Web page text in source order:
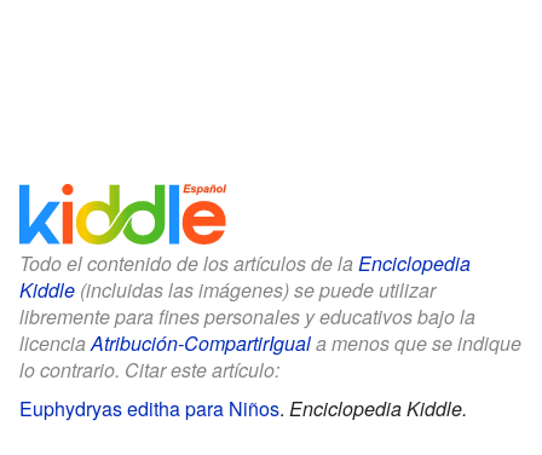
Todo el contenido de los artículos de la Enciclopedia
Kiddle (incluidas las imágenes) se puede utilizar
libremente para fines personales y educativos bajo la
licenciaAtribución-CompartirIguala menos que se indique
lo contrario. Citar este artículo:
Euphydryas editha para Niños. Enciclopedia Kiddle.